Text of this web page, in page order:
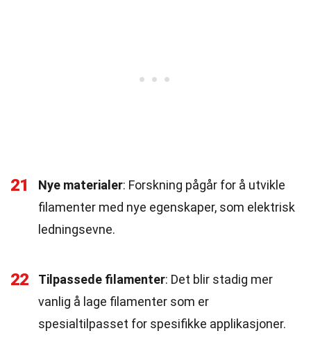
21 Nye materialer: Forskning pågår for å utvikle
filamenter med nye egenskaper, som elektrisk
ledningsevne.
22 Tilpassede filamenter: Det blir stadig mer
vanlig å lage filamenter som er
spesialtilpasset for spesifikke applikasjoner.